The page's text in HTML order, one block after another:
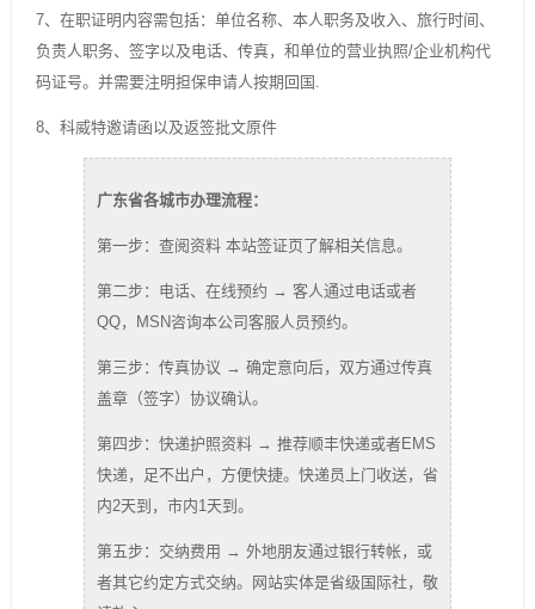
7、在职证明内容需包括：单位名称、本人职务及收入、旅行时间、
负责人职务、签字以及电话、传真，和单位的营业执照/企业机构代
码证号。并需要注明担保申请人按期回国.
8、科威特邀请函以及返签批文原件
广东省各城市办理流程：
第一步：查阅资料 本站签证页了解相关信息。
第二步：电话、在线预约 → 客人通过电话或者
QQ，MSN咨询本公司客服人员预约。
第三步：传真协议 → 确定意向后，双方通过传真
盖章（签字）协议确认。
第四步：快递护照资料 → 推荐顺丰快递或者EMS
快递，足不出户，方便快捷。快递员上门收送，省
内2天到，市内1天到。
第五步：交纳费用 → 外地朋友通过银行转帐，或
者其它约定方式交纳。网站实体是省级国际社，敬